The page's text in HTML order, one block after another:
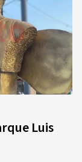
Luis